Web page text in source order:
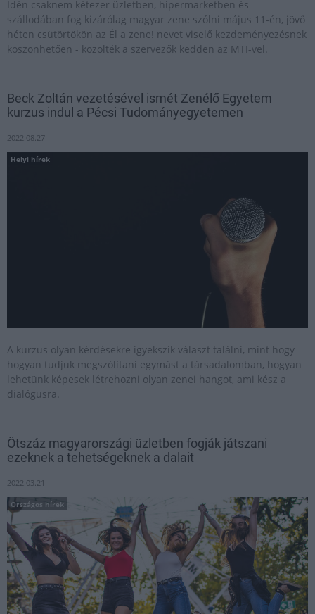
Idén csaknem kétezer üzletben, hipermarketben és
szállodában fog kizárólag magyar zene szólni május 11-én, jövő
héten csütörtökön az Él a zene! nevet viselő kezdeményezésnek
köszönhetően - közölték a szervezők kedden az MTI-vel.
Beck Zoltán vezetésével ismét Zenélő Egyetem
kurzus indul a Pécsi Tudományegyetemen
2022.08.27
Helyi hírek
A kurzus olyan kérdésekre igyekszik választ találni, mint hogy
hogyan tudjuk megszólítani egymást a társadalomban, hogyan
lehetünk képesek létrehozni olyan zenei hangot, ami kész a
dialógusra.
Ötszáz magyarországi üzletben fogják játszani
ezeknek a tehetségeknek a dalait
2022.03.21
Országos hírek